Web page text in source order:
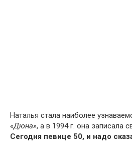
Наталья стала наиболее
«Дюна», а в 1994 г. она записала
Сегодня певице 50, и надо